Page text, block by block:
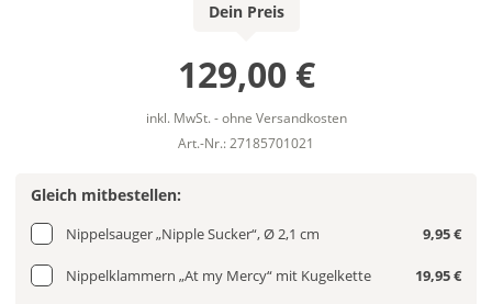
Dein Preis
129,00 €
inkl. MwSt. - ohne Versandkosten
Art.-Nr.: 27185701021
Gleich mitbestellen:
Nippelsauger „Nipple Sucker“, Ø 2,1 cm 9,95 €
Nippelklammern „At my Mercy“ mit Kugelkette 19,95 €